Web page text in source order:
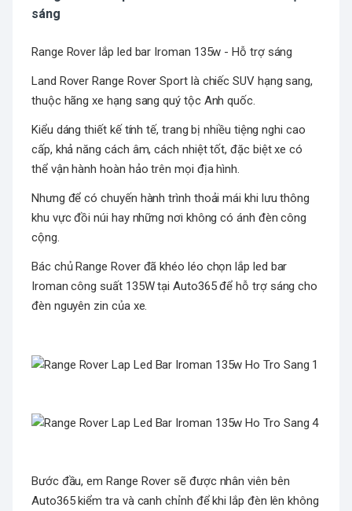
sáng
Range Rover lắp led bar Iroman 135w - Hỗ trợ sáng
Land Rover Range Rover Sport là chiếc SUV hạng sang,
thuộc hãng xe hạng sang quý tộc Anh quốc.
Kiểu dáng thiết kế tính tế, trang bị nhiều tiệng nghi cao
cấp, khả năng cách âm, cách nhiệt tốt, đặc biệt xe có
thể vận hành hoàn hảo trên mọi địa hình.
Nhưng để có chuyến hành trình thoải mái khi lưu thông
khu vực đồi núi hay những nơi không có ánh đèn công
cộng.
Bác chủ Range Rover đã khéo léo chọn lắp led bar
Iroman công suất 135W tại Auto365 để hỗ trợ sáng cho
đèn nguyên zin của xe.
Bước đầu, em Range Rover sẽ được nhân viên bên
Auto365 kiểm tra và canh chỉnh để khi lắp đèn lên không